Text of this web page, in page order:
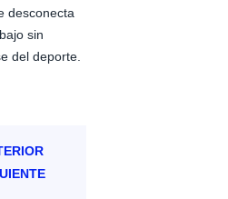
desconecta
sin
del deporte.